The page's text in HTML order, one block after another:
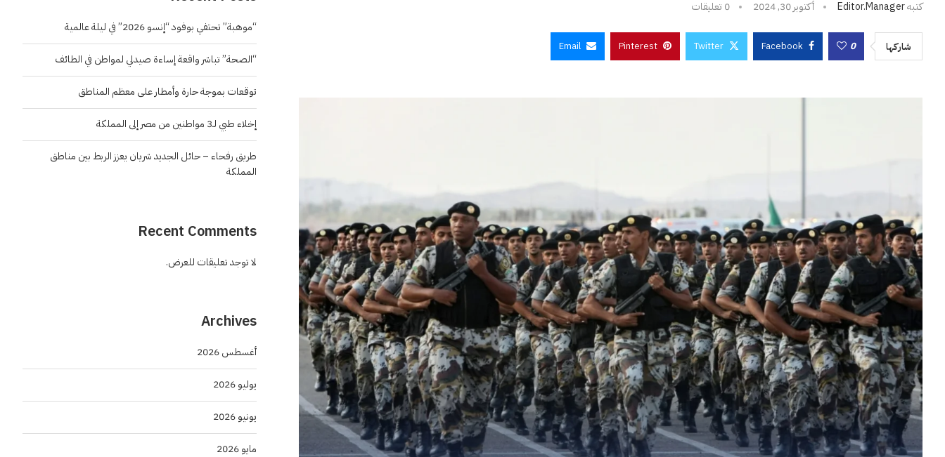
كتبهEditor.manager أكتوبر 30, 2024 0 تعليقات
شاركها 0
Facebook
Twitter
Pinterest
Email
“موهبة” تحتفي بوفود “إنسو 2026” في ليلة عالمية
“الصحة” تباشر واقعة إساءة صيدلي لمواطن في الطائف
توقعات بموجة حارة وأمطار على معظم المناطق
إخلاء طبي لـ3 مواطنين من مصر إلى المملكة
طريق رفحاء – حائل الجديد شريان يعزز الربط بين مناطق
المملكة
Recent Comments
لا توجد تعليقات للعرض.
Archives
أغسطس 2026
يوليو 2026
يونيو 2026
مايو 2026